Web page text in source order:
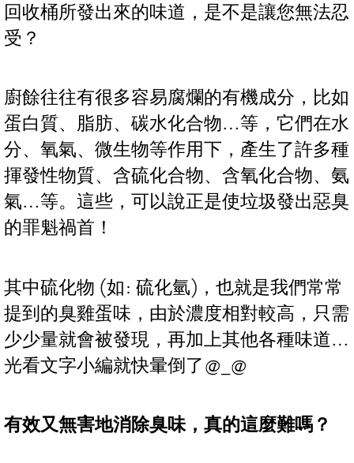
回收桶所發出來的味道，是不是讓您無法忍
受？
廚餘往往有很多容易腐爛的有機成分，比如
蛋白質、脂肪、碳水化合物…等，它們在水
分、氧氣、微生物等作用下，產生了許多種
揮發性物質、含硫化合物、含氧化合物、氨
氣…等。這些，可以說正是使垃圾發出惡臭
的罪魁禍首！
其中硫化物 (如: 硫化氫)，也就是我們常常
提到的臭雞蛋味，由於濃度相對較高，只需
少少量就會被發現，再加上其他各種味道…
光看文字小編就快暈倒了@_@
有效又無害地消除臭味，真的這麼難嗎？